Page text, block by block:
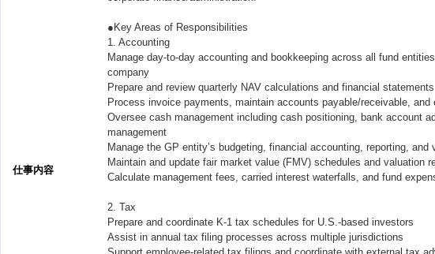
仕事内容
●Key Areas of Responsibilities
1. Accounting
Manage day-to-day accounting and bookkeeping across all fund
company
Prepare and review quarterly NAV calculations and financial statements
Process invoice payments, maintain accounts payable/receivable,
Oversee cash management including cash positioning, bank account
management
Manage the GP entity’s budgeting, financial accounting, reporting,
Maintain and update fair market value (FMV) schedules and valuation
Calculate management fees, carried interest waterfalls, and fund
2. Tax
Prepare and coordinate K-1 tax schedules for U.S.-based investors
Assist in annual tax filing processes across multiple jurisdictions